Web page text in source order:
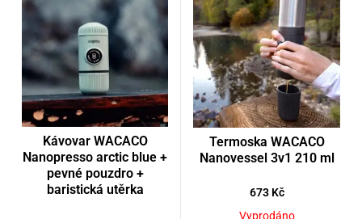
Kávovar WACACO
Nanopresso arctic blue +
pevné pouzdro +
baristická utěrka
Termoska WACACO
Nanovessel 3v1 210 ml
673 Kč
Vyprodáno